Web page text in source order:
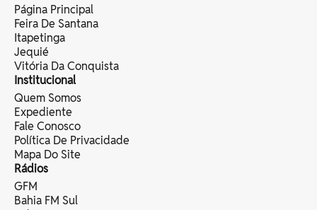
Página Principal
Feira De Santana
Itapetinga
Jequié
Vitória Da Conquista
Institucional
Quem Somos
Expediente
Fale Conosco
Política De Privacidade
Mapa Do Site
Rádios
GFM
Bahia FM Sul